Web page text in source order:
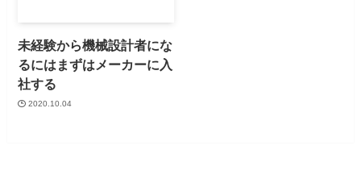
未経験から機械設計者にな
るにはまずはメーカーに入
社する
2020.10.04